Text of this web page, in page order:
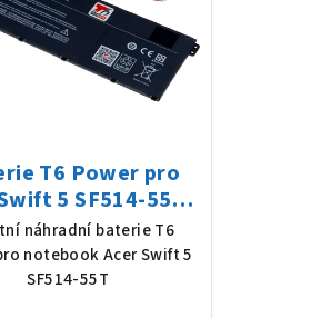
T6 Power pro
5 SF514-55T,
11,61 V, 4683
Wh), černá
náhradní baterie T6
notebook Acer Swift 5
SF514-55T